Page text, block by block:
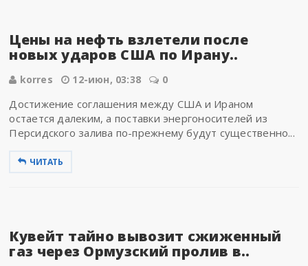
Цены на нефть взлетели после
новых ударов США по Ирану..
korres 12-июн, 03:38 0
Достижение соглашения между США и Ираном
остается далеким, а поставки энергоносителей из
Персидского залива по-прежнему будут существенно...
ЧИТАТЬ
Кувейт тайно вывозит сжиженный
газ через Ормузский пролив в..